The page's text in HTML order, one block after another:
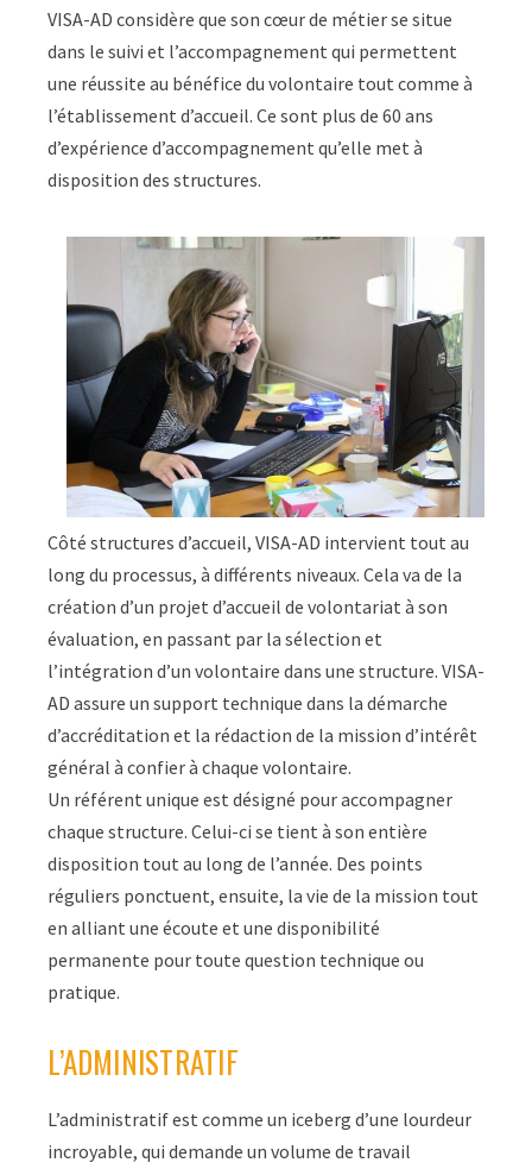
VISA-AD considère que son cœur de métier se situe
dans le suivi et l’accompagnement qui permettent
une réussite au bénéfice du volontaire tout comme à
l’établissement d’accueil. Ce sont plus de 60 ans
d’expérience d’accompagnement qu’elle met à
disposition des structures.
Côté structures d’accueil, VISA-AD intervient tout au
long du processus, à différents niveaux. Cela va de la
création d’un projet d’accueil de volontariat à son
évaluation, en passant par la sélection et
l’intégration d’un volontaire dans une structure. VISA-
AD assure un support technique dans la démarche
d’accréditation et la rédaction de la mission d’intérêt
général à confier à chaque volontaire.
Un référent unique est désigné pour accompagner
chaque structure. Celui-ci se tient à son entière
disposition tout au long de l’année. Des points
réguliers ponctuent, ensuite, la vie de la mission tout
en alliant une écoute et une disponibilité
permanente pour toute question technique ou
pratique.
L’ADMINISTRATIF
L’administratif est comme un iceberg d’une lourdeur
incroyable, qui demande un volume de travail